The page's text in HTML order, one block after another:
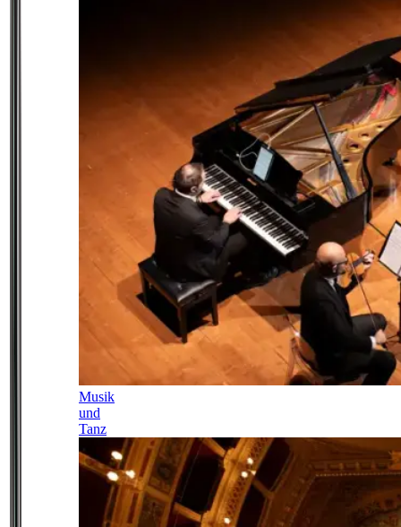
Musik
und
Tanz